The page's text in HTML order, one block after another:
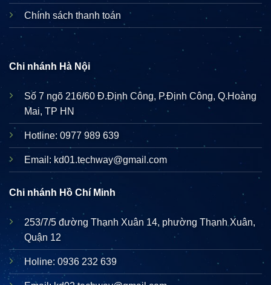
Chính sách thanh toán
Chi nhánh Hà Nội
Số 7 ngõ 216/60 Đ.Định Công, P.Định Công, Q.Hoàng
Mai, TP HN
Hotline: 0977 989 639
Email: kd01.techway@gmail.com
Chi nhánh Hồ Chí Minh
253/7/5 đường Thạnh Xuân 14, phường Thạnh Xuân,
Quận 12
Holine: 0936 232 639